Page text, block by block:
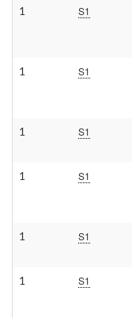
1 S1
1 S1
1 S1
1 S1
1 S1
1 S1